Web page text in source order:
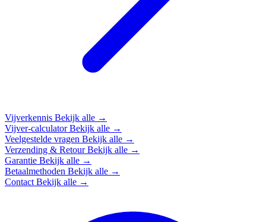
Vijverkennis Bekijk alle →
Vijver-calculatorBekijk alle →
Veelgestelde vragen Bekijk alle →
Verzending & RetourBekijk alle →
Garantie Bekijk alle →
Betaalmethoden Bekijk alle →
Contact Bekijk alle →